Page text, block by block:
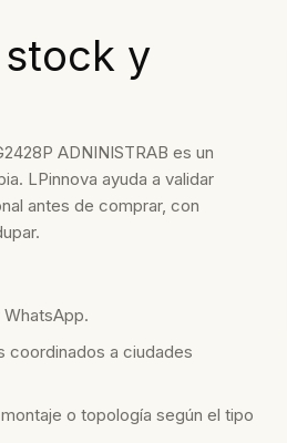
y
ADNINISTRAB es un
LPinnova ayuda a validar
antes de comprar, con
coordinados a ciudades
o topología según el tipo